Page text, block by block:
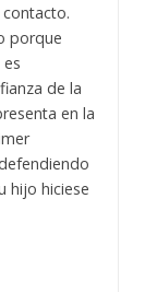
porque
de la
en la
hijo hiciese